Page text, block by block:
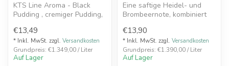
KTS Line Aroma - Black
Pudding , cremiger Pudding,
Traube,...
€13,49
* Inkl. MwSt. zzgl. Versandkosten
Grundpreis: €1.349,00 / Liter
Auf Lager
Eine saftige Heidel- und
Brombeernote, kombiniert
Marokkanisch...
€13,90
* Inkl. MwSt. zzgl. Versandkosten
Grundpreis: €1.390,00 / Liter
Auf Lager